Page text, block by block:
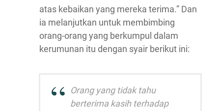
atas kebaikan yang mereka terima.” Dan
ia melanjutkan untuk membimbing
orang-orang yang berkumpul dalam
kerumunan itu dengan syair berikut ini:
Orang yang tidak tahu
berterima kasih terhadap